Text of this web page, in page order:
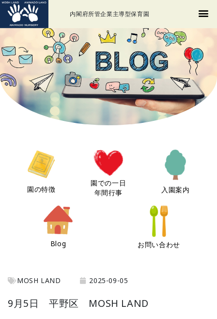
内閣府所管企業主導型保育園
園の特徴
園での一日
年間行事
入園案内
Blog お問い合わせ
MOSH LAND 2025-09-05
9月5日 平野区 MOSH LAND